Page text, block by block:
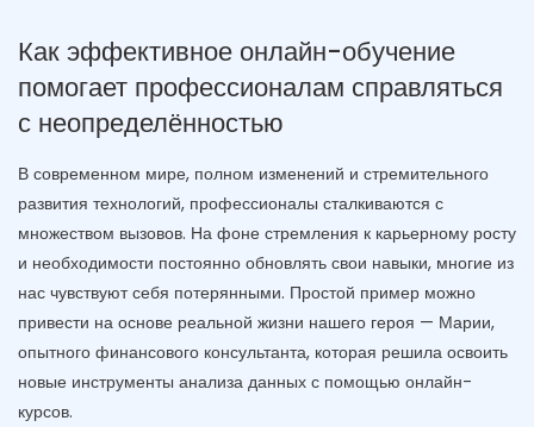
Как эффективное онлайн-обучение
помогает профессионалам справляться
с неопределённостью
В современном мире, полном изменений и стремительного
развития технологий, профессионалы сталкиваются с
множеством вызовов. На фоне стремления к карьерному росту
и необходимости постоянно обновлять свои навыки, многие из
нас чувствуют себя потерянными. Простой пример можно
привести на основе реальной жизни нашего героя — Марии,
опытного финансового консультанта, которая решила освоить
новые инструменты анализа данных с помощью онлайн-
курсов.